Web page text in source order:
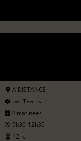
A DISTANCE
par Teams
4 matinées
9h30-12h30
12 h.